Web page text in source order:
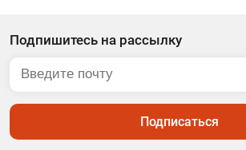
Подпишитесь на рассылку
Подписаться